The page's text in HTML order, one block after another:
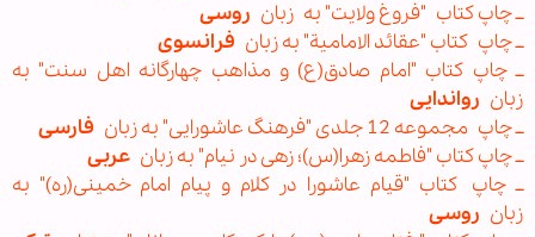
ــ چاپ کتاب "فروغ ولايت" به زبان روسی
ــ چاپ کتاب "عقائد الامامیة" به زبان فرانسوی
ــ چاپ کتاب "امام صادق(ع) و مذاهب چهارگانه اهل سنت" به
زبان رواندایی
ــ چاپ مجموعه 12 جلدی "فرهنگ عاشورايی" به زبان
فارسی
ــ چاپ کتاب "فاطمه زهرا(س)؛ زهی در نیام" به زبان عربی
ــ چاپ کتاب "قيام عاشورا در کلام و پيام امام خمينی(ره)" به
زبان روسی